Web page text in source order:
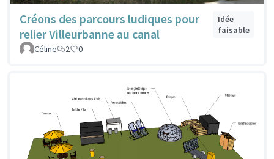
Créons des parcours ludiques pour
relier Villeurbanne au canal
Idée
faisable
Céline
2 0